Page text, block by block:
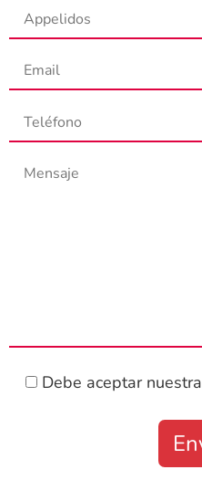
Debe aceptar nuestra